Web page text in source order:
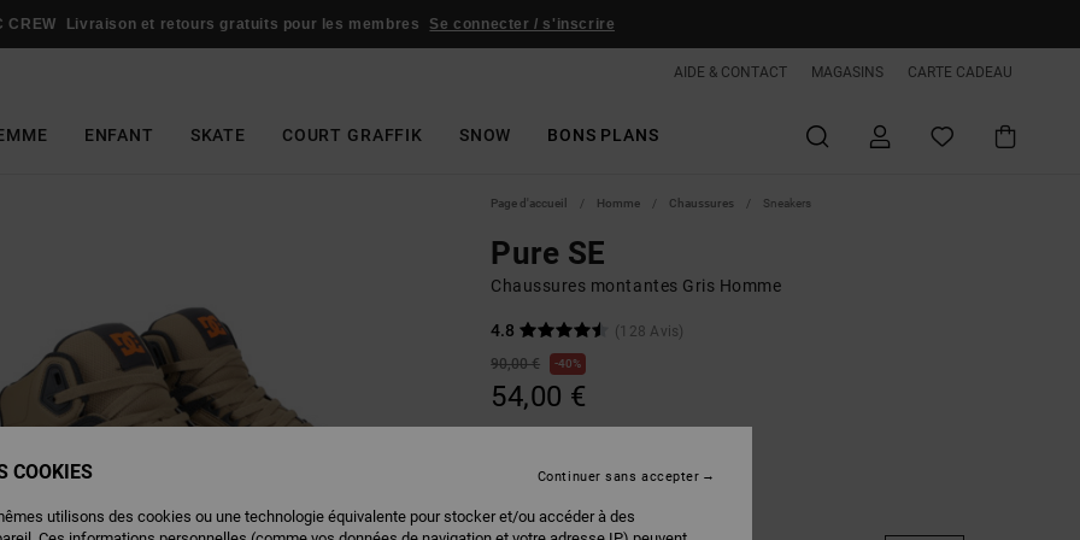
CREW Livraison et retours gratuits pour les membres Se connecter / s'inscrire
AIDE & CONTACT MAGASINS CARTE CADEAU
ENFANT SKATE COURT GRAFFIK SNOW BONS PLANS
Page d'accueil Homme Chaussures Sneakers
Pure SE
Chaussures montantes Gris Homme
4.8
(128 Avis)
90,00 €
40%
54,00 €
Grey/tan/orange
COOKIES
utilisons des cookies ou une technologie équivalente pour stocker et/ou accéder à des
Continuer sans accepter